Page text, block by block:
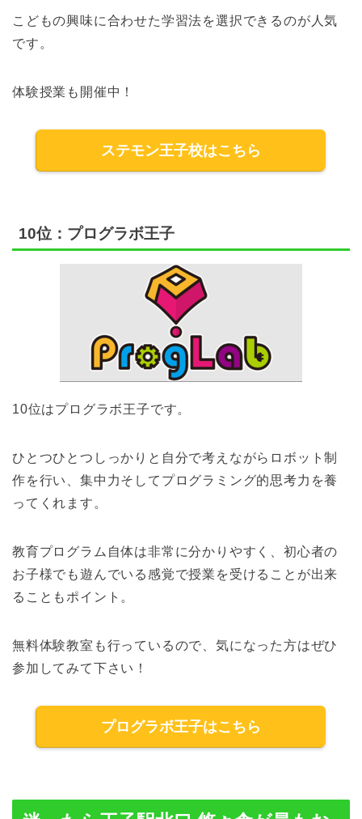
こどもの興味に合わせた学習法を選択できるのが人気
です。
体験授業も開催中！
ステモン王子校はこちら
10位：プログラボ王子
10位はプログラボ王子です。
ひとつひとつしっかりと自分で考えながらロボット制
作を行い、集中力そしてプログラミング的思考力を養
ってくれます。
教育プログラム自体は非常に分かりやすく、初心者の
お子様でも遊んでいる感覚で授業を受けることが出来
ることもポイント。
無料体験教室も行っているので、気になった方はぜひ
参加してみて下さい！
プログラボ王子はこちら